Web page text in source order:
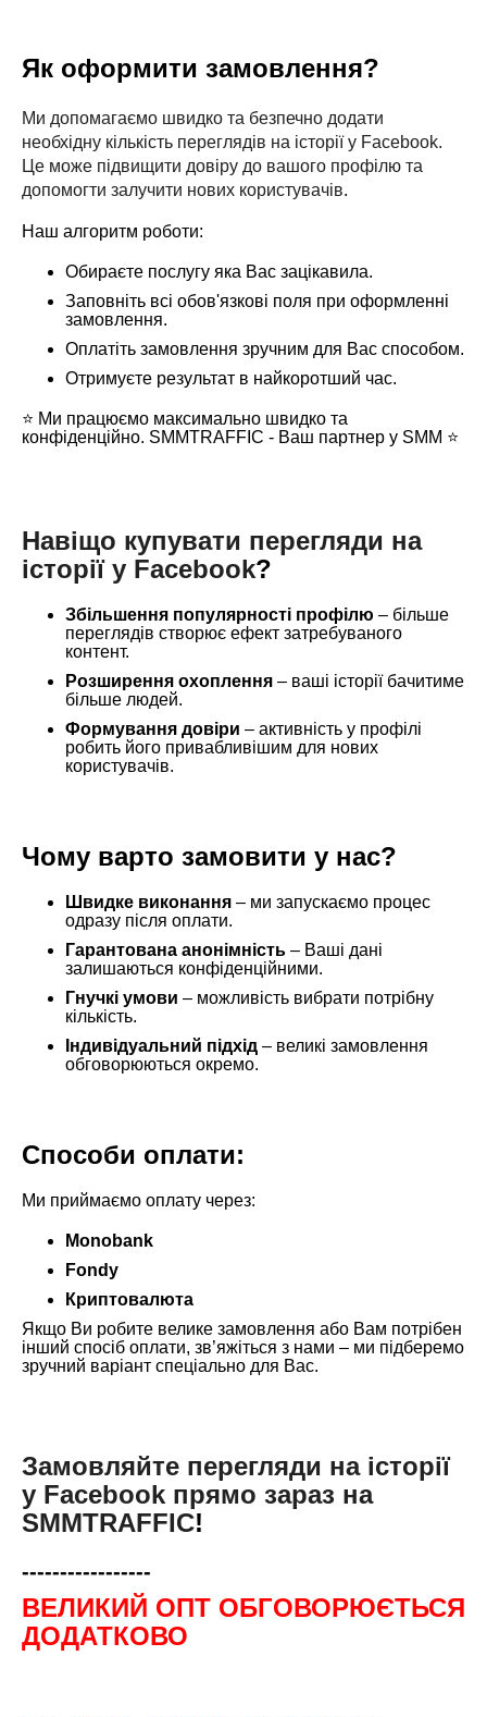
Як оформити замовлення?
Ми допомагаємо швидко та безпечно додати
необхідну кількість переглядів на історії у Facebook.
Це може підвищити довіру до вашого профілю та
допомогти залучити нових користувачів.
Наш алгоритм роботи:
Обираєте послугу яка Вас зацікавила.
Заповніть всі обов'язкові поля при оформленні
замовлення.
Оплатіть замовлення зручним для Вас способом.
Отримуєте результат в найкоротший час.
⭐️ Ми працюємо максимально швидко та
конфіденційно. SMMTRAFFIC - Ваш партнер у SMM ⭐️
Навіщо купувати перегляди на
історії у Facebook?
Збільшення популярності профілю – більше
переглядів створює ефект затребуваного
контент.
Розширення охоплення – ваші історії бачитиме
більше людей.
Формування довіри – активність у профілі
робить його привабливішим для нових
користувачів.
Чому варто замовити у нас?
Швидке виконання – ми запускаємо процес
одразу після оплати.
Гарантована анонімність – Ваші дані
залишаються конфіденційними.
Гнучкі умови – можливість вибрати потрібну
кількість.
Індивідуальний підхід – великі замовлення
обговорюються окремо.
Способи оплати:
Ми приймаємо оплату через:
Monobank
Fondy
Криптовалюта
Якщо Ви робите велике замовлення або Вам потрібен
інший спосіб оплати, зв’яжіться з нами – ми підберемо
зручний варіант спеціально для Вас.
Замовляйте перегляди на історії
у Facebook прямо зараз на
SMMTRAFFIC!
-----------------
ВЕЛИКИЙ ОПТ ОБГОВОРЮЄТЬСЯ
ДОДАТКОВО